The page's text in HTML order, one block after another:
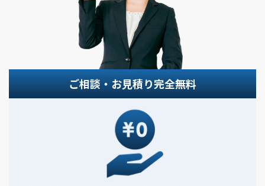
ご相談・お見積り完全無料